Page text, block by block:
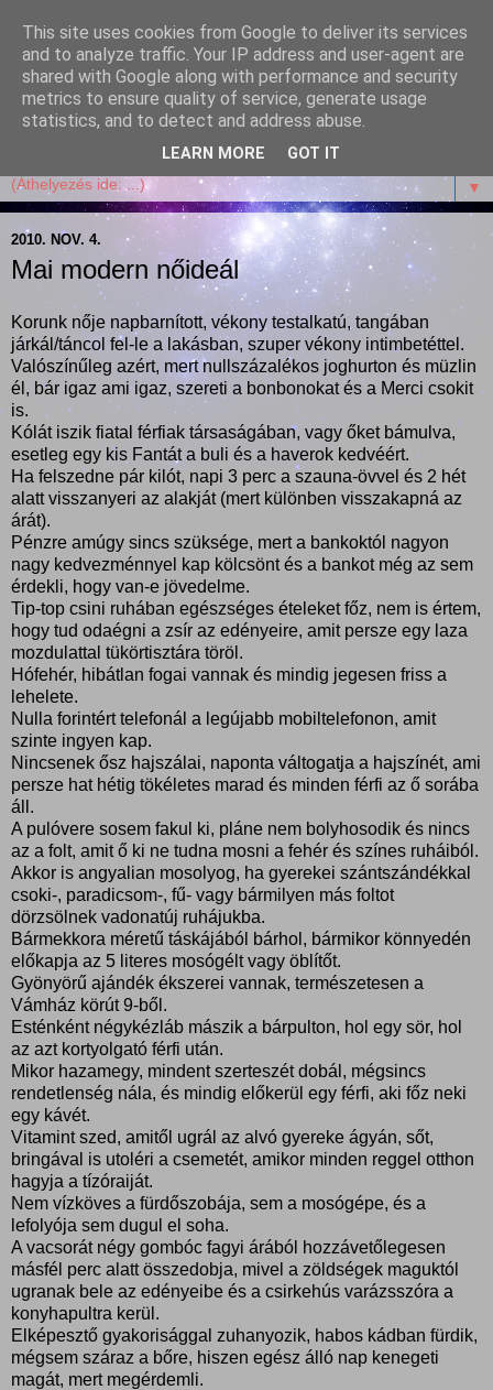
Garffyka
Szösszenetek a konyhámból, az életemből. Mosollyal,
receptekkel, vidámsággal, marcipánnal, csokival.
▼
2010. NOV. 4.
Mai modern nőideál
Korunk nője napbarnított, vékony testalkatú, tangában
járkál/táncol fel-le a lakásban, szuper vékony intimbetéttel.
Valószínűleg azért, mert nullszázalékos joghurton és müzlin
él, bár igaz ami igaz, szereti a bonbonokat és a Merci csokit
is.
Kólát iszik fiatal férfiak társaságában, vagy őket bámulva,
esetleg egy kis Fantát a buli és a haverok kedvéért.
Ha felszedne pár kilót, napi 3 perc a szauna-övvel és 2 hét
alatt visszanyeri az alakját (mert különben visszakapná az
árát).
Pénzre amúgy sincs szüksége, mert a bankoktól nagyon
nagy kedvezménnyel kap kölcsönt és a bankot még az sem
érdekli, hogy van-e jövedelme.
Tip-top csini ruhában egészséges ételeket főz, nem is értem,
hogy tud odaégni a zsír az edényeire, amit persze egy laza
mozdulattal tükörtisztára töröl.
Hófehér, hibátlan fogai vannak és mindig jegesen friss a
lehelete.
Nulla forintért telefonál a legújabb mobiltelefonon, amit
szinte ingyen kap.
Nincsenek ősz hajszálai, naponta váltogatja a hajszínét, ami
persze hat hétig tökéletes marad és minden férfi az ő sorába
áll.
A pulóvere sosem fakul ki, pláne nem bolyhosodik és nincs
az a folt, amit ő ki ne tudna mosni a fehér és színes ruháiból.
Akkor is angyalian mosolyog, ha gyerekei szántszándékkal
csoki-, paradicsom-, fű- vagy bármilyen más foltot
dörzsölnek vadonatúj ruhájukba.
Bármekkora méretű táskájából bárhol, bármikor könnyedén
előkapja az 5 literes mosógélt vagy öblítőt.
Gyönyörű ajándék ékszerei vannak, természetesen a
Vámház körút 9-ből.
Esténként négykézláb mászik a bárpulton, hol egy sör, hol
az azt kortyolgató férfi után.
Mikor hazamegy, mindent szerteszét dobál, mégsincs
rendetlenség nála, és mindig előkerül egy férfi, aki főz neki
egy kávét.
Vitamint szed, amitől ugrál az alvó gyereke ágyán, sőt,
bringával is utoléri a csemetét, amikor minden reggel otthon
hagyja a tízóraiját.
Nem vízköves a fürdőszobája, sem a mosógépe, és a
lefolyója sem dugul el soha.
A vacsorát négy gombóc fagyi árából hozzávetőlegesen
másfél perc alatt összedobja, mivel a zöldségek maguktól
ugranak bele az edényeibe és a csirkehús varázsszóra a
konyhapultra kerül.
Elképesztő gyakorisággal zuhanyozik, habos kádban fürdik,
mégsem száraz a bőre, hiszen egész álló nap kenegeti
magát, mert megérdemli.
This site uses cookies from Google to deliver its services
and to analyze traffic. Your IP address and user-agent are
shared with Google along with performance and security
metrics to ensure quality of service, generate usage
statistics, and to detect and address abuse.
LEARN MORE GOT IT